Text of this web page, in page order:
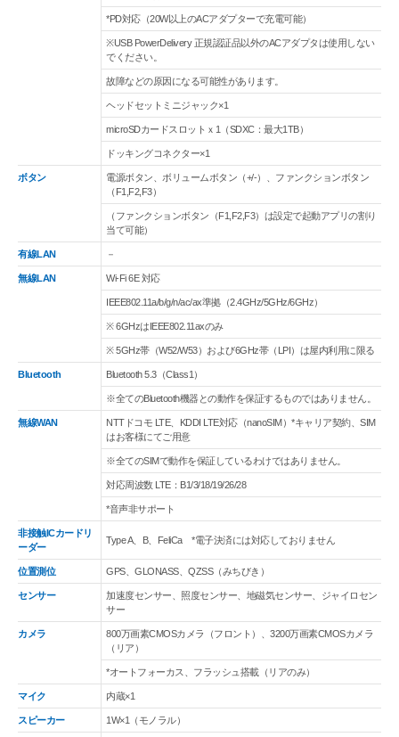
*PD対応（20W以上のACアダプターで充電可能）
※USB PowerDelivery 正規認証品以外のACアダプタは使用しない
でください。
故障などの原因になる可能性があります。
ヘッドセットミニジャック×1
microSDカードスロットｘ1（SDXC：最大1TB）
ドッキングコネクター×1
ボタン
電源ボタン、ボリュームボタン（+/-）、ファンクションボタン
（F1,F2,F3）
（ファンクションボタン（F1,F2,F3）は設定で起動アプリの割り
当て可能）
有線LAN －
無線LAN Wi-Fi 6E 対応
IEEE802.11a/b/g/n/ac/ax準拠（2.4GHz/5GHz/6GHz）
※ 6GHzはIEEE802.11axのみ
※ 5GHz帯（W52/W53）および6GHz帯（LPI）は屋内利用に限る
Bluetooth Bluetooth 5.3（Class1）
※全てのBluetooth機器との動作を保証するものではありません。
無線WAN
NTTドコモ LTE、KDDI LTE対応（nanoSIM）*キャリア契約、SIM
はお客様にてご用意
※全てのSIMで動作を保証しているわけではありません。
対応周波数 LTE：B1/3/18/19/26/28
*音声非サポート
非接触ICカードリ
ーダー
Type A、B、FeliCa *電子決済には対応しておりません
位置測位 GPS、GLONASS、QZSS（みちびき）
センサー
加速度センサー、照度センサー、地磁気センサー、ジャイロセン
サー
カメラ
800万画素CMOSカメラ（フロント）、3200万画素CMOSカメラ
（リア）
*オートフォーカス、フラッシュ搭載（リアのみ）
マイク 内蔵×1
スピーカー 1W×1（モノラル）